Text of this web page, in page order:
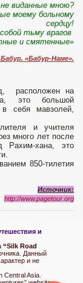
виданные мною?
моему больному
сердцу!
тьму врагов
и смятенные»
«Бабур-Наме».
расположен на
это большой
в себя мавзолей,
и учителя
много лет после
Рахим-хана, это
850-тилетия
Источник:
http://www.pagetour.org
и
“Silk Road
Данный
и не
Central Asia.